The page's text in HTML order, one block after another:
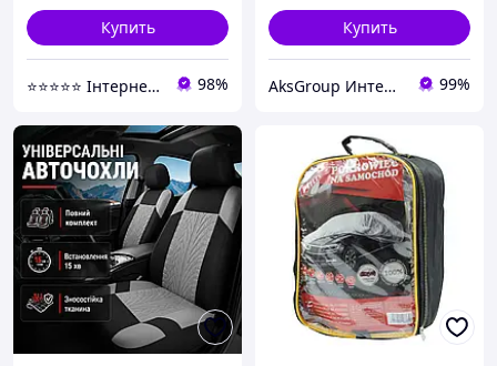
Купить
⭐️⭐️⭐️⭐️⭐️ Інтернет-магазин "Autoval" 98%
Купить
AksGroup Интернет-магазин автотоваров aksgroup.com.ua 99%